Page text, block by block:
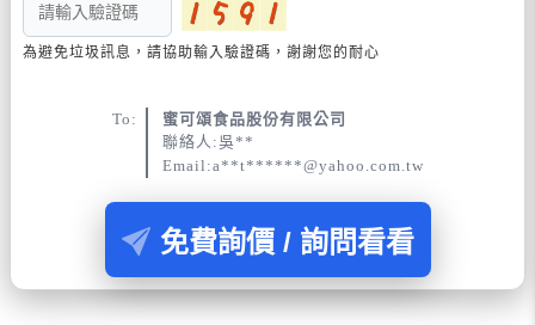
為避免垃圾訊息，請協助輸入驗證碼，謝謝您的耐心
To:
蜜可頌食品股份有限公司
聯絡人:吳**
Email:a**t******@yahoo.com.tw
免費詢價 / 詢問看看